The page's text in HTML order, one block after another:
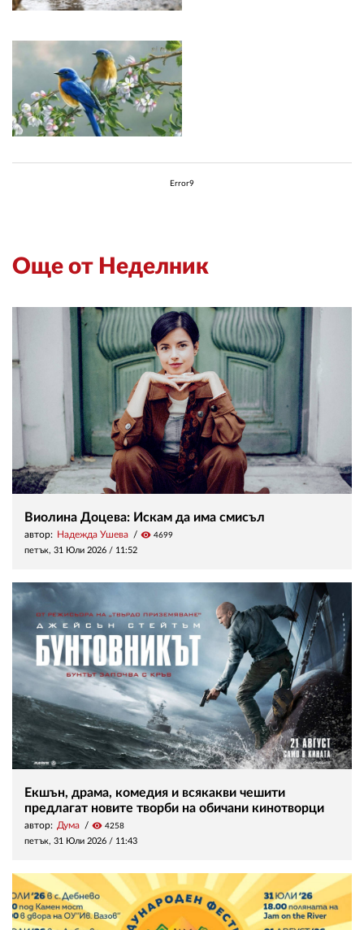
Error9
Още от Неделник
Виолина Доцева: Искам да има смисъл
автор: Надежда Ушева visibility 4699
петък, 31 Юли 2026 / 11:52
Екшън, драма, комедия и всякакви чешити
предлагат новите творби на обичани кинотворци
автор: Дума visibility 4258
петък, 31 Юли 2026 / 11:43